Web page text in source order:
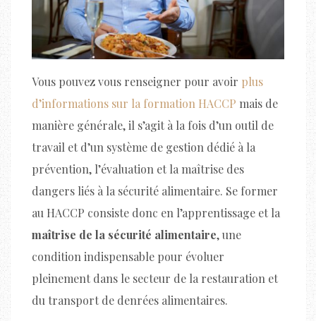
Vous pouvez vous renseigner pour avoir plus
d’informations sur la formation HACCP mais de
manière générale, il s’agit à la fois d’un outil de
travail et d’un système de gestion dédié à la
prévention, l’évaluation et la maîtrise des
dangers liés à la sécurité alimentaire. Se former
au HACCP consiste donc en l’apprentissage et la
maîtrise de la sécurité alimentaire, une
condition indispensable pour évoluer
pleinement dans le secteur de la restauration et
du transport de denrées alimentaires.